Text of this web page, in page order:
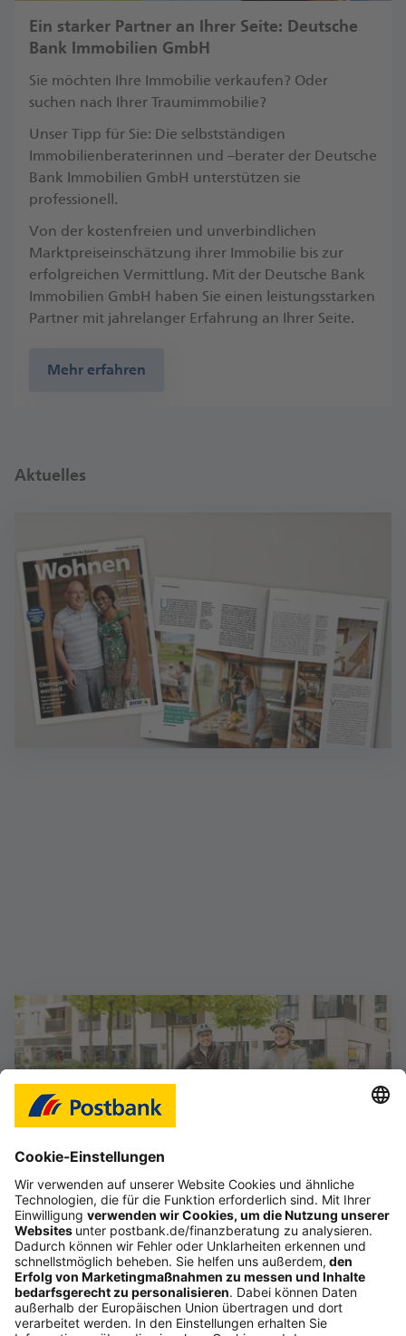
Ein starker Partner an Ihrer Seite: Deutsche
Bank Immobilien GmbH
Sie möchten Ihre Immobilie verkaufen? Oder
suchen nach Ihrer Traumimmobilie?
Unser Tipp für Sie: Die selbstständigen
Immobilienberaterinnen und –berater der Deutsche
Bank Immobilien GmbH unterstützen sie
professionell.
Von der kostenfreien und unverbindlichen
Marktpreiseinschätzung ihrer Immobilie bis zur
erfolgreichen Vermittlung. Mit der Deutsche Bank
Immobilien GmbH haben Sie einen leistungsstarken
Partner mit jahrelanger Erfahrung an Ihrer Seite.
Mehr erfahren
Aktuelles
Das Gefühl, im Job frei zu sein
Starte deine selbstständige Karriere im Vertrieb,